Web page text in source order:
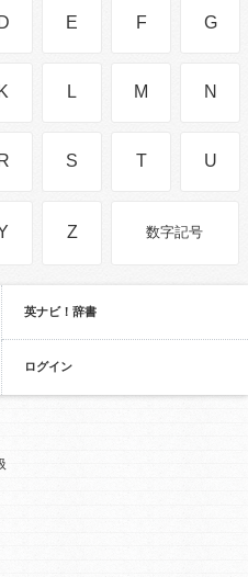
D E F G
K L M N
R S T U
Z 数字記号
英ナビ！辞書
ログイン